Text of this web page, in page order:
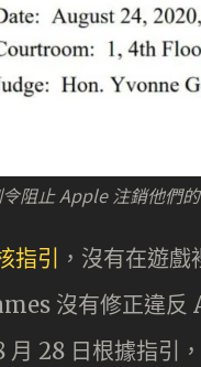
阻止 Apple 注銷他們
引
，沒有在遊
沒有修正違
28 日根據指引